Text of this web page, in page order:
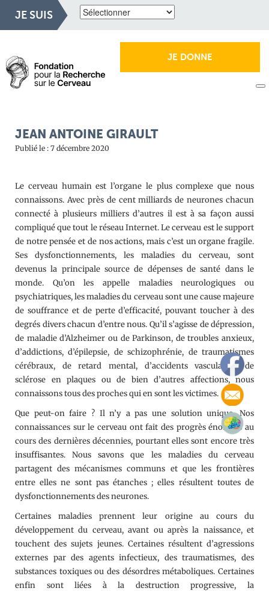
JE SUIS
JE DONNE
JEAN ANTOINE GIRAULT
Publié le : 7 décembre 2020
Le cerveau humain est l’organe le plus complexe que nous
connaissons. Avec près de cent milliards de neurones chacun
connecté à plusieurs milliers d’autres il est à sa façon aussi
compliqué que tout le réseau Internet. Le cerveau est le support
de notre pensée et de nos actions, mais c’est un organe fragile.
Ses dysfonctionnements, les maladies du cerveau, sont
devenus la principale source de dépenses de santé dans le
monde. Qu’on les appelle maladies neurologiques ou
psychiatriques, les maladies du cerveau sont une cause majeure
de souffrance et de perte d’efficacité, pouvant toucher à des
degrés divers chacun d’entre nous. Qu’il s’agisse de dépression,
de maladie d’Alzheimer ou de Parkinson, de troubles anxieux,
d’addictions, d’épilepsie, de schizophrénie, de traumatismes
cérébraux, de retard mental, d’accidents vasculaires, de
sclérose en plaques ou de bien d’autres affections, nous
connaissons tous des proches qui en sont les victimes.
Que peut-on faire ? Il n’y a pas une solution unique. Nos
connaissances sur le cerveau ont fait des progrès énormes au
cours des dernières décennies, pourtant elles sont encore très
insuffisantes. Nous savons que les maladies du cerveau
partagent des mécanismes communs et que les frontières
entre elles ne sont pas étanches ; elles résultent toutes de
dysfonctionnements des neurones.
Certaines maladies prennent leur origine au cours du
développement du cerveau, avant ou après la naissance, et
touchent des sujets jeunes. Certaines résultent d’agressions
externes par des agents infectieux, des traumatismes, des
substances toxiques ou des désordres métaboliques. Certaines
enfin sont liées à la destruction progressive, la